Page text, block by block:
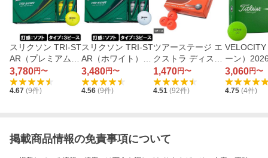
スリクソン TRI-ST
AR（プレミアムパ
ッションイエロ
ー） 2026年モデル
1ダース
3,780円〜
4.67 (9件)
スリクソン TRI-ST
AR（ホワイト） 2
026年モデル 1ダー
ス
3,480円〜
4.56 (9件)
ツアーステージ エ
クストラ ディスタ
ンス （オレンジ）
TEOX 1ダース
1,470円〜
4.51 (92件)
ーン）
1ダース
3,060円〜
4.75 (4件)
掲載商品情報の免責事項について